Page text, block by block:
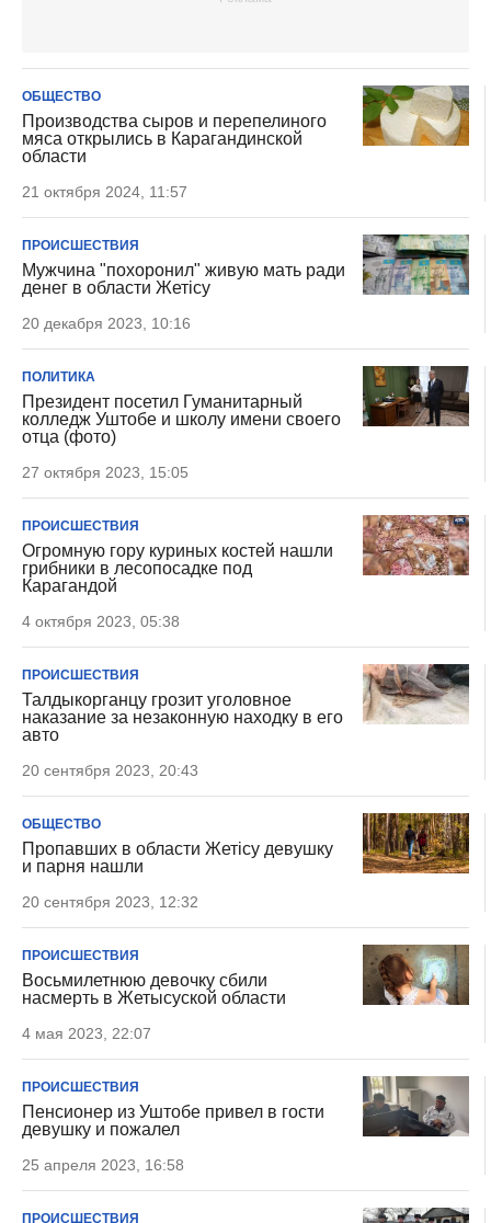
ОБЩЕСТВО
Производства сыров и перепелиного
мяса открылись в Карагандинской
области
21 октября 2024, 11:57
ПРОИСШЕСТВИЯ
Мужчина "похоронил" живую мать ради
денег в области Жетiсу
20 декабря 2023, 10:16
ПОЛИТИКА
Президент посетил Гуманитарный
колледж Уштобе и школу имени своего
отца (фото)
27 октября 2023, 15:05
ПРОИСШЕСТВИЯ
Огромную гору куриных костей нашли
грибники в лесопосадке под
Карагандой
4 октября 2023, 05:38
ПРОИСШЕСТВИЯ
Талдыкорганцу грозит уголовное
наказание за незаконную находку в его
авто
20 сентября 2023, 20:43
ОБЩЕСТВО
Пропавших в области Жетісу девушку
и парня нашли
20 сентября 2023, 12:32
ПРОИСШЕСТВИЯ
Восьмилетнюю девочку сбили
насмерть в Жетысуской области
4 мая 2023, 22:07
ПРОИСШЕСТВИЯ
Пенсионер из Уштобе привел в гости
девушку и пожалел
25 апреля 2023, 16:58
ПРОИСШЕСТВИЯ